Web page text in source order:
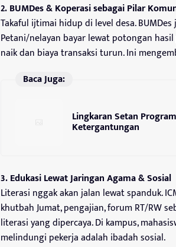
2. BUMDes & Koperasi sebagai Pilar
Takaful ijtimai hidup di level desa.
Petani/nelayan bayar lewat potongan
naik dan biaya transaksi turun. Ini
Baca Juga:
Lingkaran Setan
Ketergantungan
3. Edukasi Lewat Jaringan Agama & Sosial
Literasi nggak akan jalan lewat spanduk.
khutbah Jumat, pengajian, forum RT/RW
literasi yang dipercaya. Di kampus,
melindungi pekerja adalah ibadah sosial.